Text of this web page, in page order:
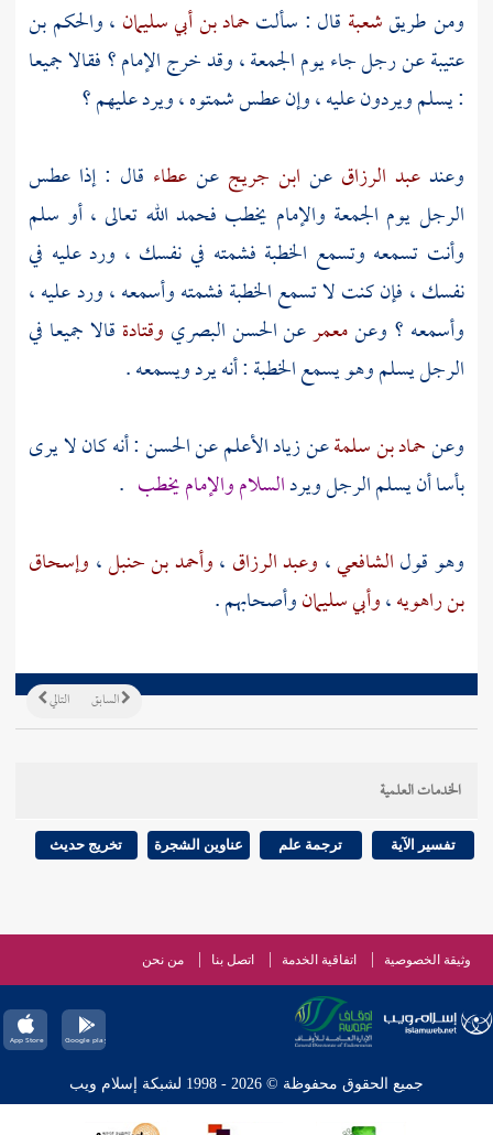
ومن طريقشعبة قال : سألتحماد بن أبي سليمان ،والحكم بن
عتيبةعن رجل جاء يوم الجمعة ، وقد خرج الإمام ؟ فقالا جميعا
: يسلم ويردون عليه ، وإن عطس شمتوه ، ويرد عليهم ؟
وعندعبد الرزاقعن ابن جريج عن عطاء قال : إذا عطس
الرجل يوم الجمعة والإمام يخطب فحمد الله تعالى ، أو سلم
وأنت تسمعه وتسمع الخطبة فشمته في نفسك ، ورد عليه في
نفسك ، فإن كنت لا تسمع الخطبة فشمته وأسمعه ، ورد عليه ،
وأسمعه ؟ وعنمعمرعنالحسن البصري وقتادة قالا جميعا في
الرجل يسلم وهو يسمع الخطبة : أنه يرد ويسمعه .
وعنحماد بن سلمةعنزياد الأعلمعنالحسن: أنه كان لا يرى
بأسا أن يسلم الرجل ويردالسلام والإمام يخطب .
وهو قولالشافعي، وعبد الرزاق ،وأحمد بن حنبل، وإسحاق
بن راهويه،وأبي سليمانوأصحابهم .
التالي السابق
الخدمات العلمية
تفسير الآية ترجمة علم عناوين الشجرة تخريج حديث
وثيقة الخصوصية اتفاقية الخدمة اتصل بنا من نحن
جميع الحقوق محفوظة © 2026 - 1998 لشبكة إسلام ويب